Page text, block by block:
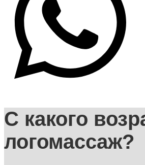
С какого
логомассаж?